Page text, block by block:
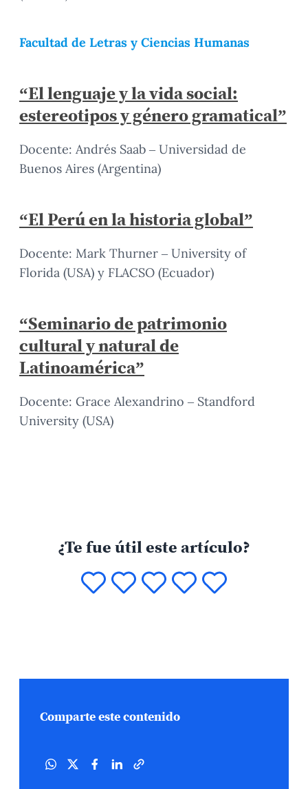
Facultad de Letras y Ciencias Humanas
“El lenguaje y la vida social:
estereotipos y género gramatical”
Docente: Andrés Saab – Universidad de
Buenos Aires (Argentina)
“El Perú en la historia global”
Docente: Mark Thurner – University of
Florida (USA) y FLACSO (Ecuador)
“Seminario de patrimonio
cultural y natural de
Latinoamérica”
Docente: Grace Alexandrino – Standford
University (USA)
¿Te fue útil este artículo?
Comparte este contenido